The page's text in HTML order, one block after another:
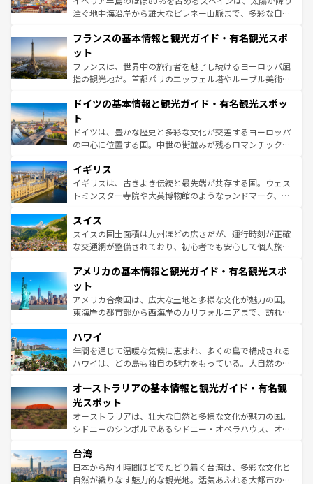
できる。朝目覚めてから夜眠るまで、すべての瞬間を楽し
なお、新着のイタリア情報はコンテンツ一覧を参照してほ
しい。
注ぐ地中海沿岸から雄大なピレネー山脈まで、多彩な自然
文化が根付くこの国では、情熱的なフラメンコ、熱気あふ
れる闘牛、そして美味しいタパスが生活の一部となってい
る。首都マドリードの洗練された雰囲気や、バルセロナの
アートに溢れた街角から、地方では古代ローマ遺跡や中世
せる。地方によって風土や気候が異なるスペインはその個
ンテンツ一覧 を参照してほしい。
フランスの基本情報と観光ガイド・有名観光スポ
ット
フランスは、世界中の旅行者を魅了し続けるヨーロッパ屈
指の観光地だ。首都パリのエッフェル塔やルーブル美術館
で、幅広い魅力が詰まっている。華麗な宮殿、歴史的な大
聖堂、美しいビーチ、そして豊かな自然が、訪れる者を心
から魅了する。また、フランスは美食の国としても知ら
れ、フランス料理はユネスコ無形文化遺産にも登録されて
香り高いラベンダー畑など、多彩な楽しみ方が可能だ。さ
らに、パリ以外の地域にも魅力が溢れており、どの街角に
も豊かな歴史と文化が息づいている。パリ以外の個性あふ
を参照してほしい。
ドイツの基本情報と観光ガイド・有名観光スポッ
ト
ドイツは、豊かな歴史と多彩な文化が交差するヨーロッパ
の中心に位置する国。中世の街並みが残るロマンチック街
顔を持つこの国は、どこを歩いても飽きることがない。ベ
ルリンの文化的活気、バイエルン州のアルプスの絶景、そ
してライン川沿いのワイン畑といった風景は必見。ビール
は、お酒好きな人にはぜひ体験してほしい。 なお、新着の
ドイツ情報はコンテンツ一覧を参照してほしい。
イギリス
イギリスは、古きよき伝統と最先端が共存する国。ウェス
トミンスター寺院や大英博物館のようなランドマーク、歴
リアごとに異なる魅力がある。また、優雅なアフタヌーン
ティー、ビール好きにはたまらない英国パブ、サッカー観
戦など、本場だからこそできる体験も豊富。イギリスを旅
ンツ一覧を参照してほしい。
スイス
スイスの国土面積は九州ほどの広さだが、運行時刻が正確
な交通網が整備されており、初心者でも安心して個人旅行
の建物がそのまま残る町や、スイスならではのユニークな
博物館もあり、アルプス観光だけでなく町歩きも満喫する
ことができる。国民の所得が高いため物価も高いが、旅行
者向けの交通パス提供のサービスもあり、うまく活用すれ
着のスイス情報は
アメリカの基本情報と観光ガイド・有名観光スポ
ット
アメリカ合衆国は、広大な土地と多様な文化が魅力の国。
東海岸の都市部から西海岸のカリフォルニアまで、訪れる
のような巨大都市は、観光、ショッピング、エンターテイ
ンメントが詰まった刺激的なスポットだ。一方、アメリカ
西部には大自然が広がり、グランドキャニオンやイエロー
部のニューオーリンズでは、音楽と美食が融合した独特の
文化が魅力。旅行者はアメリカの各地域で異なる魅力を楽
しみながら、その多様性と豊かな歴史を感じることができ
るだろう。車でのロードトリップや列車の旅も、アメリカ
情報は
ハワイ
年間を通じて温暖な気候に恵まれ、多くの島で構成される
ハワイは、どの島も独自の魅力をもっている。大自然の神
ワイ島は見逃せない。また、定番の観光地といえばオアフ
島だが、静かな自然を求めるならマウイ島やカウアイ島が
おすすめ。エメラルドグリーンに輝く海をはじめ、豊かな
文化や歴史が息づいている。「アロハスピリット」と呼ば
人々、おいしいローカルフードやハワイアンミュージッ
ク、伝統的なフラダンスなど、すべてがハワイの魅力を彩
っている。訪れるたびに新しい発見と感動が待っているハ
オーストラリアの基本情報と観光ガイド・有名観
光スポット
オーストラリアは、壮大な自然と多様な文化が魅力の国。
シドニーのシンボルであるシドニー・オペラハウス、オー
リアリーフや大陸中央部にそびえるウルル（エアーズロッ
ク）、タスマニアの美しい原生林やケアンズの熱帯雨林な
ど、見どころがたくさん。また、カフェやワイン、オージ
台湾
日本から約４時間ほどでたどり着く台湾は、多彩な文化と
自然が織りなす魅力的な観光地。活気あふれる大都市の台